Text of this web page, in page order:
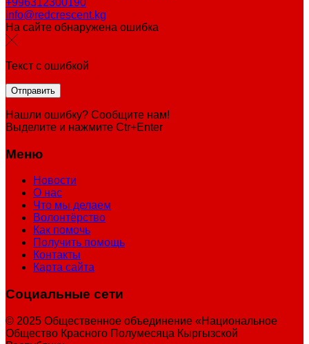
+996312300190
info@redcrescent.kg
На сайте обнаружена ошибка
Текст с ошибкой
Нашли ошибку? Сообщите нам!
Выделите и нажмите Ctr+Enter
Меню
Новости
О нас
Что мы делаем
Волонтёрство
Как помочь
Получить помощь
Контакты
Карта сайта
Социальные сети
© 2025 Общественное объединение «Национальное
Общество Красного Полумесяца Кыргызской